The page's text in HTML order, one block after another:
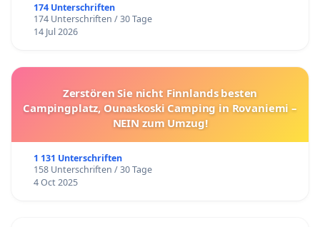
174 Unterschriften
174 Unterschriften / 30 Tage
14 Jul 2026
Zerstören Sie nicht Finnlands besten
Campingplatz, Ounaskoski Camping in Rovaniemi –
NEIN zum Umzug!
1 131 Unterschriften
158 Unterschriften / 30 Tage
4 Oct 2025